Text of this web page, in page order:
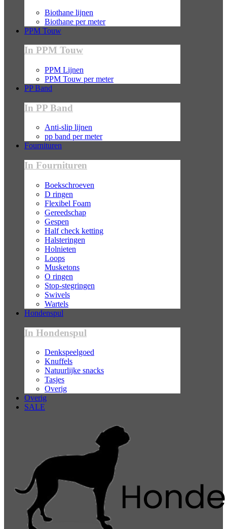
Biothane lijnen
Biothane per meter
PPM Touw
In PPM Touw
PPM Lijnen
PPM Touw per meter
PP Band
In PP Band
Anti-slip lijnen
pp band per meter
Fournituren
In Fournituren
Boekschroeven
D ringen
Flexibel Foam
Gereedschap
Gespen
Half check ketting
Halsteringen
Holnieten
Loops
Musketons
O ringen
Stop-stegringen
Swivels
Wartels
Hondenspul
In Hondenspul
Denkspeelgoed
Knuffels
Natuurlijke snacks
Tasjes
Overig
Overig
SALE